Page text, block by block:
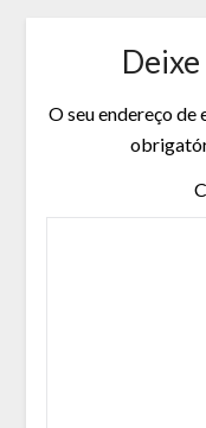
O seu endereço de